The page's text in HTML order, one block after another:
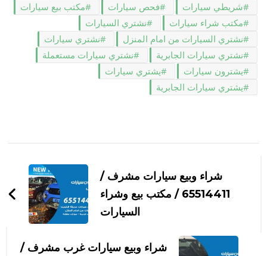
شريطي سيارات
فحص سيارات
مكتب بيع سيارات
مكتب شراء سيارات
نشتري السيارات
نشتري السيارات من امام المنزل
نشتري سيارات
نشتري سيارات الجابرية
نشتري سيارات مستعملة
يشترون سيارات
يشتري سيارات
يشتري سيارات الجابرية
التدوينات
شراء وبيع سيارات مشرف /
65514411 / مكتب بيع وشراء
السيارات
شراء وبيع سيارات غرب مشرف /